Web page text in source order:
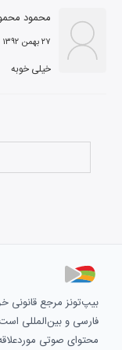
محمود
۲۷ بهمن ۱۳۹۲
خیلی خوبه
بیپ‌تونز مرجع
فارسی و بین‌المللی
محتوای صوتی